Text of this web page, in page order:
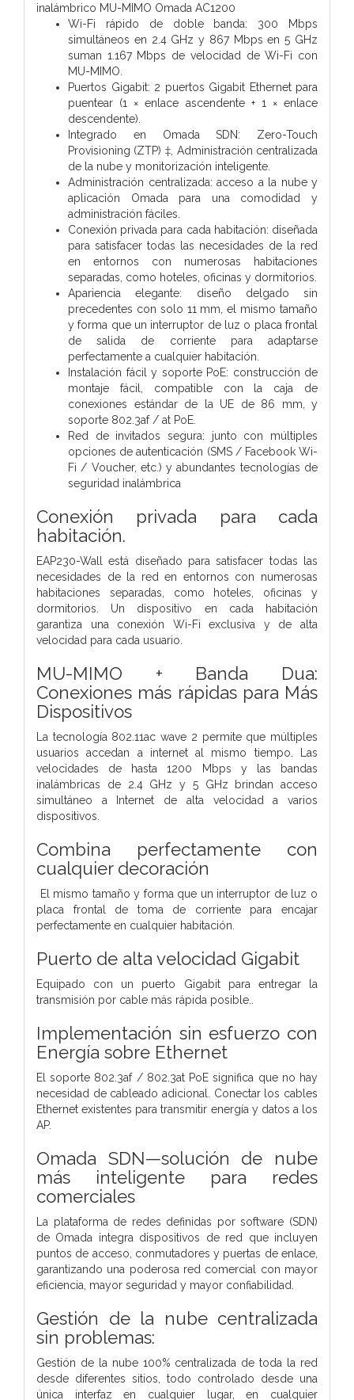
inalámbrico MU-MIMO Omada AC1200
Wi-Fi rápido de doble banda: 300 Mbps
simultáneos en 2.4 GHz y 867 Mbps en 5 GHz
suman 1.167 Mbps de velocidad de Wi-Fi con
MU-MIMO.
Puertos Gigabit: 2 puertos Gigabit Ethernet para
puentear (1 × enlace ascendente + 1 × enlace
descendente).
Integrado en Omada SDN: Zero-Touch
Provisioning (ZTP) ‡, Administración centralizada
de la nube y monitorización inteligente.
Administración centralizada: acceso a la nube y
aplicación Omada para una comodidad y
administración fáciles.
Conexión privada para cada habitación: diseñada
para satisfacer todas las necesidades de la red
en entornos con numerosas habitaciones
separadas, como hoteles, oficinas y dormitorios.
Apariencia elegante: diseño delgado sin
precedentes con solo 11 mm, el mismo tamaño
y forma que un interruptor de luz o placa frontal
de salida de corriente para adaptarse
perfectamente a cualquier habitación.
Instalación fácil y soporte PoE: construcción de
montaje fácil, compatible con la caja de
conexiones estándar de la UE de 86 mm, y
soporte 802.3af / at PoE.
Red de invitados segura: junto con múltiples
opciones de autenticación (SMS / Facebook Wi-
Fi / Voucher, etc.) y abundantes tecnologías de
seguridad inalámbrica
Conexión privada para cada
habitación.
EAP230-Wall está diseñado para satisfacer todas las
necesidades de la red en entornos con numerosas
habitaciones separadas, como hoteles, oficinas y
dormitorios. Un dispositivo en cada habitación
garantiza una conexión Wi-Fi exclusiva y de alta
velocidad para cada usuario.
MU-MIMO + Banda Dua:
Conexiones más rápidas para Más
Dispositivos
La tecnología 802.11ac wave 2 permite que múltiples
usuarios accedan a internet al mismo tiempo. Las
velocidades de hasta 1200 Mbps y las bandas
inalámbricas de 2.4 GHz y 5 GHz brindan acceso
simultáneo a Internet de alta velocidad a varios
dispositivos.
Combina perfectamente con
cualquier decoración
El mismo tamaño y forma que un interruptor de luz o
placa frontal de toma de corriente para encajar
perfectamente en cualquier habitación.
Puerto de alta velocidad Gigabit
Equipado con un puerto Gigabit para entregar la
transmisión por cable más rápida posible..
Implementación sin esfuerzo con
Energía sobre Ethernet
El soporte 802.3af / 802.3at PoE significa que no hay
necesidad de cableado adicional. Conectar los cables
Ethernet existentes para transmitir energía y datos a los
AP.
Omada SDN—solución de nube
más inteligente para redes
comerciales
La plataforma de redes definidas por software (SDN)
de Omada integra dispositivos de red que incluyen
puntos de acceso, conmutadores y puertas de enlace,
garantizando una poderosa red comercial con mayor
eficiencia, mayor seguridad y mayor confiabilidad.
Gestión de la nube centralizada
sin problemas:
Gestión de la nube 100% centralizada de toda la red
desde diferentes sitios, todo controlado desde una
única interfaz en cualquier lugar, en cualquier